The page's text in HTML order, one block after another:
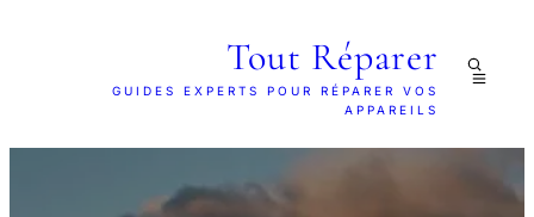
Tout Réparer
GUIDES EXPERTS POUR RÉPARER VOS
APPAREILS